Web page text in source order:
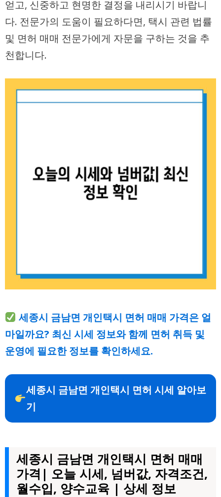
얻고, 신중하고 현명한 결정을 내리시기 바랍니
다. 전문가의 도움이 필요하다면, 택시 관련 법률
및 면허 매매 전문가에게 자문을 구하는 것을 추
천합니다.
세종시 금남면 개인택시 면허 매매 가격은 얼
마일까요? 최신 시세 정보와 함께 면허 취득 및
운영에 필요한 정보를 확인하세요.
세종시 금남면 개인택시 면허 시세 알아보
기
세종시 금남면 개인택시 면허 매매
가격| 오늘 시세, 넘버값, 자격조건,
월수입, 양수교육 | 상세 정보